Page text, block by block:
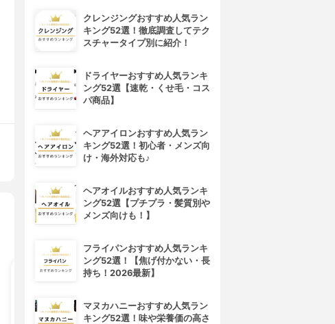
クレンジングおすすめ人気ラン
キング52選！徹底調査してテク
スチャータイプ別に紹介！
ドライヤーおすすめ人気ランキ
ング52選【速乾・くせ毛・コス
パ商品】
ヘアアイロンおすすめ人気ラン
キング52選！初心者・メンズ向
け・海外対応も♪
ヘアオイルおすすめ人気ランキ
ング52選【プチプラ・髪質別や
メンズ向けも！】
フライパンおすすめ人気ランキ
ング52選！【焦げ付かない・長
持ち！2026最新】
マヌカハニーおすすめ人気ラン
キング52選！味や栄養価の高さ